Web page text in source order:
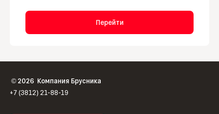
Перейти
©2026 Компания Брусника
+7 (3812) 21-88-19